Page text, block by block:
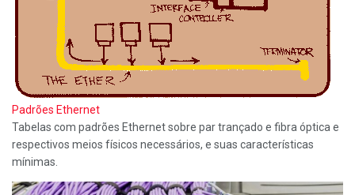
Padrões Ethernet
Tabelas com padrões Ethernet sobre par trançado e fibra óptica e
respectivos meios físicos necessários, e suas características
mínimas.